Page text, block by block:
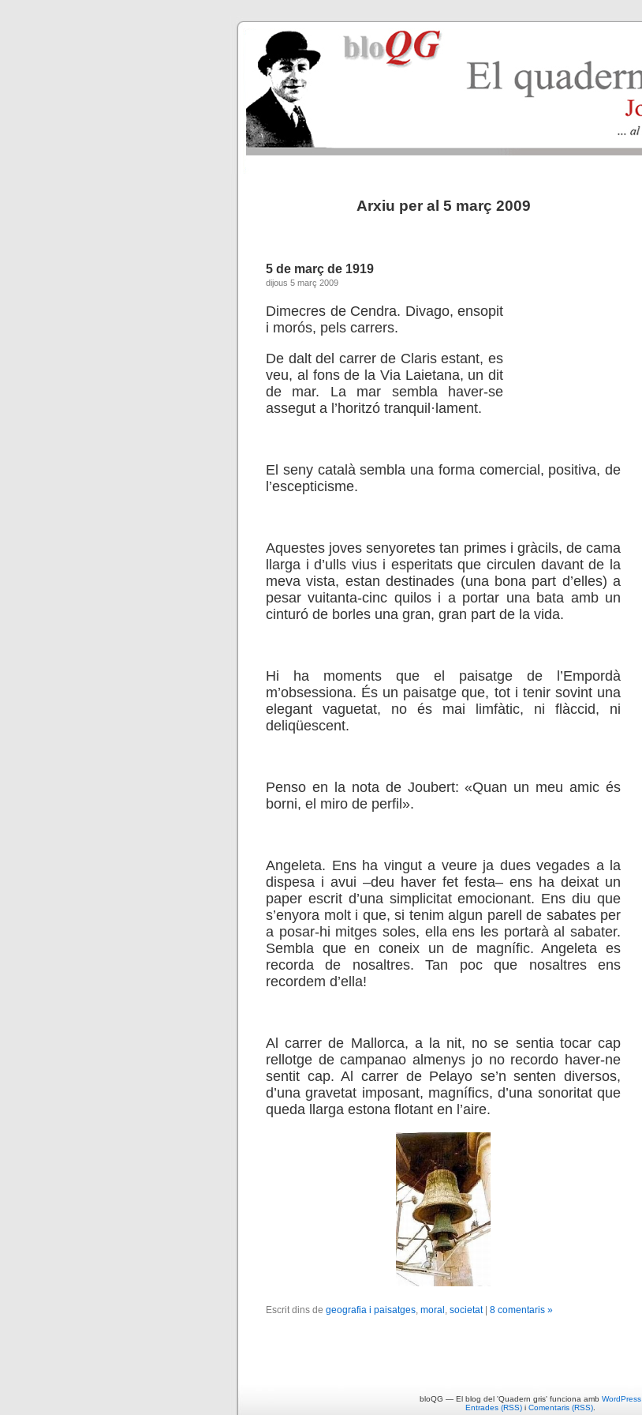
Arxiu per al 5 març 2009
5 de març de 1919
dijous 5 març 2009
Dimecres de Cendra. Divago, ensopit
i morós, pels carrers.
De dalt del carrer de Claris estant, es
veu, al fons de la Via Laietana, un dit
de mar. La mar sembla haver-se
assegut a l’horitzó tranquil·lament.
El seny català sembla una forma comercial, positiva, de
l’escepticisme.
Aquestes joves senyoretes tan primes i gràcils, de cama
llarga i d’ulls vius i esperitats que circulen davant de la
meva vista, estan destinades (una bona part d’elles) a
pesar vuitanta-cinc quilos i a portar una bata amb un
cinturó de borles una gran, gran part de la vida.
Hi ha moments que el paisatge de l’Empordà
m’obsessiona. És un paisatge que, tot i tenir sovint una
elegant vaguetat, no és mai limfàtic, ni flàccid, ni
deliqüescent.
Penso en la nota de Joubert: «Quan un meu amic és
borni, el miro de perfil».
Angeleta. Ens ha vingut a veure ja dues vegades a la
dispesa i avui –deu haver fet festa– ens ha deixat un
paper escrit d’una simplicitat emocionant. Ens diu que
s’enyora molt i que, si tenim algun parell de sabates per
a posar-hi mitges soles, ella ens les portarà al sabater.
Sembla que en coneix un de magnífic. Angeleta es
recorda de nosaltres. Tan poc que nosaltres ens
recordem d’ella!
Al carrer de Mallorca, a la nit, no se sentia tocar cap
rellotge de campanao almenys jo no recordo haver-ne
sentit cap. Al carrer de Pelayo se’n senten diversos,
d’una gravetat imposant, magnífics, d’una sonoritat que
queda llarga estona flotant en l’aire.
Escrit dins de geografia i paisatges, moral , societat| 8 comentaris »
bloQG — El blog del 'Quadern gris' funciona amb WordPress
Entrades (RSS)i Comentaris (RSS).